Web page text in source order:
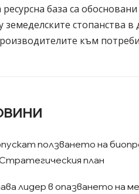
база са
стопанства
към
ползването на
план
лидер в опазването на